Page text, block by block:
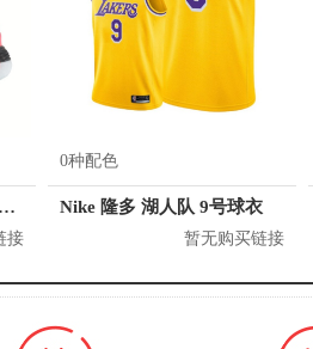
Crossover Culture Kayo LP2
接
0种配色
Nike 隆多 湖人队 9号球衣
暂无购买链接